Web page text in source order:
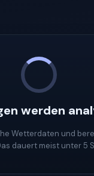
werden
Wetterdaten und
dauert meist unter 5